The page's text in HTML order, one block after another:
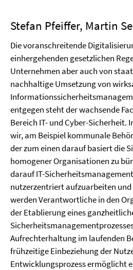
Stefan Pfeiffer, Martin
Die voranschreitende
einhergehenden gesetzlichen
Unternehmen aber auch von
nachhaltige Umsetzung von
entgegen steht der wachsende
Bereich IT- und Cyber-Sicherheit.
wir, am Beispiel kommunale
der zum einen darauf basiert die
homogener Organisationen zu
darauf IT-
nutzerzentriert aufzuarbeiten
werden Verantwortliche in den
der Etablierung eines
Aufrechterhaltung im laufenden
frühzeitige Einbeziehung der
Entwicklungsprozess ermöglicht